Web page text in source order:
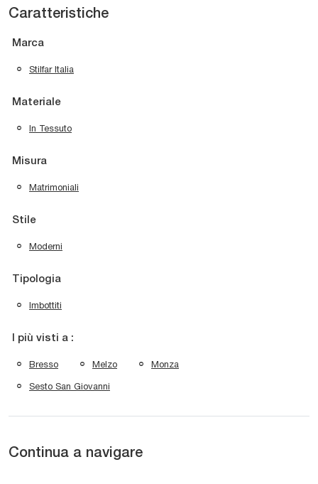
Caratteristiche
Marca
Stilfar Italia
Materiale
In Tessuto
Misura
Matrimoniali
Stile
Moderni
Tipologia
Imbottiti
I più visti a :
Bresso Melzo Monza
Sesto San Giovanni
Continua a navigare